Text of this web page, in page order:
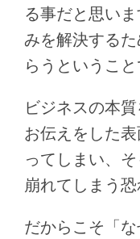
る事だと思い
みを解決する
らうということ
ビジネスの本
お伝えをした
ってしまい、
崩れてしまう恐
だからこそ「